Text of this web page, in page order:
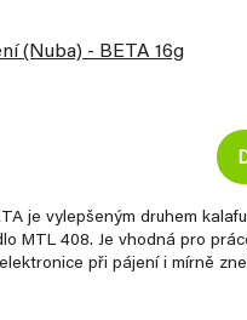
(Nuba) - BETA 16g
je vylepšeným druhem
MTL 408. Je vhodná pro
při pájení i mírně